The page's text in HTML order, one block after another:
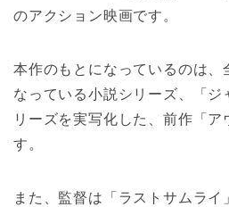
のアクション映画です。
本作のもとになっているのは、
なっている小説シリーズ、「ジ
リーズを実写化した、前作「
す。
また、監督は「ラストサムライ